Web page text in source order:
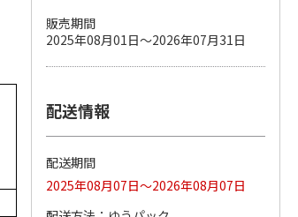
販売期間
2025年08月01日～2026年07月31日
配送情報
配送期間
2025年08月07日～2026年08月07日